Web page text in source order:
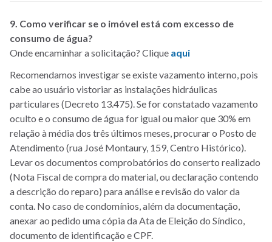
9. Como verificar se o imóvel está com excesso de
consumo de água?
Onde encaminhar a solicitação? Clique aqui
Recomendamos investigar se existe vazamento interno, pois
cabe ao usuário vistoriar as instalações hidráulicas
particulares (Decreto 13.475). Se for constatado vazamento
oculto e o consumo de água for igual ou maior que 30% em
relação à média dos três últimos meses, procurar o Posto de
Atendimento (rua José Montaury, 159, Centro Histórico).
Levar os documentos comprobatórios do conserto realizado
(Nota Fiscal de compra do material, ou declaração contendo
a descrição do reparo) para análise e revisão do valor da
conta. No caso de condomínios, além da documentação,
anexar ao pedido uma cópia da Ata de Eleição do Síndico,
documento de identificação e CPF.